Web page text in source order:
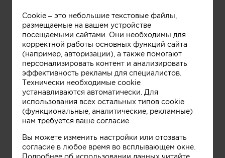
Информация
Cookie – это небольшие текстовые файлы,
размещаемые на вашем устройстве
посещаемыми сайтами. Они необходимы для
корректной работы основных функций сайта
(например, авторизации), а также помогают
персонализировать контент и анализировать
эффективность рекламы для специалистов.
Технически необходимые cookie
устанавливаются автоматически. Для
использования всех остальных типов cookie
(функциональные, аналитические, рекламные)
нам требуется ваше согласие.
Вы можете изменить настройки или отозвать
согласие в любое время во всплывающем окне.
Подробнее об использовании данных читайте